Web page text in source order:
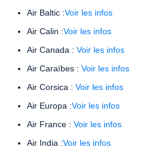
Air Baltic :Voir les infos
Air Calin :Voir les infos
Air Canada : Voir les infos
Air Caraïbes : Voir les infos
Air Corsica : Voir les infos
Air Europa :Voir les infos
Air France : Voir les infos
Air India :Voir les infos